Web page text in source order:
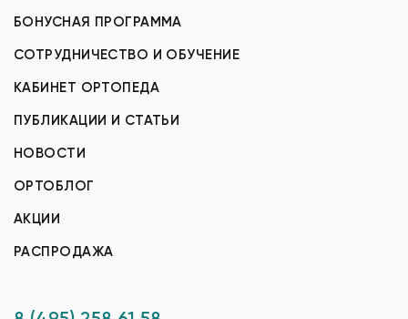
БОНУСНАЯ ПРОГРАММА
СОТРУДНИЧЕСТВО И ОБУЧЕНИЕ
КАБИНЕТ ОРТОПЕДА
ПУБЛИКАЦИИ И СТАТЬИ
НОВОСТИ
ОРТОБЛОГ
АКЦИИ
РАСПРОДАЖА